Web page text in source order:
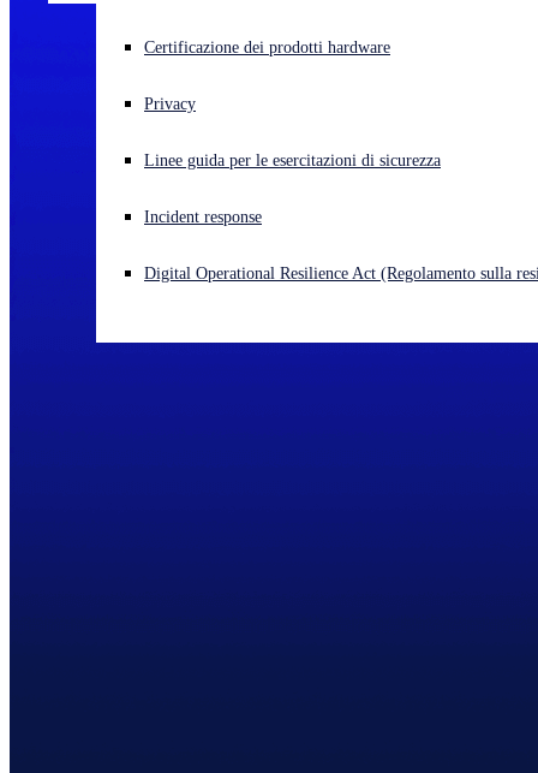
Cyberattacco in corso? Ottieni assistenza immediata
Open language switcher
Certificazione dei prodotti hardware
Privacy
Linee guida per le esercitazioni di sicurezza
Incident response
Digital Operational Resilience Act (Regolamento sulla